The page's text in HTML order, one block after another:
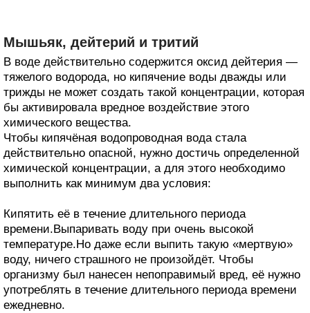
Мышьяк, дейтерий и тритий
В воде действительно содержится оксид дейтерия —
тяжелого водорода, но кипячение воды дважды или
трижды не может создать такой концентрации, которая
бы активировала вредное воздействие этого
химического вещества.
Чтобы кипячёная водопроводная вода стала
действительно опасной, нужно достичь определенной
химической концентрации, а для этого необходимо
выполнить как минимум два условия:
Кипятить её в течение длительного периода
времени.Выпаривать воду при очень высокой
температуре.Но даже если выпить такую «мертвую»
воду, ничего страшного не произойдёт. Чтобы
организму был нанесен непоправимый вред, её нужно
употреблять в течение длительного периода времени
ежедневно.